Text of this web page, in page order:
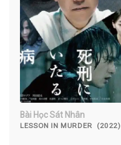
Bài Học Sát Nhân
LESSON IN MURDER (2022)